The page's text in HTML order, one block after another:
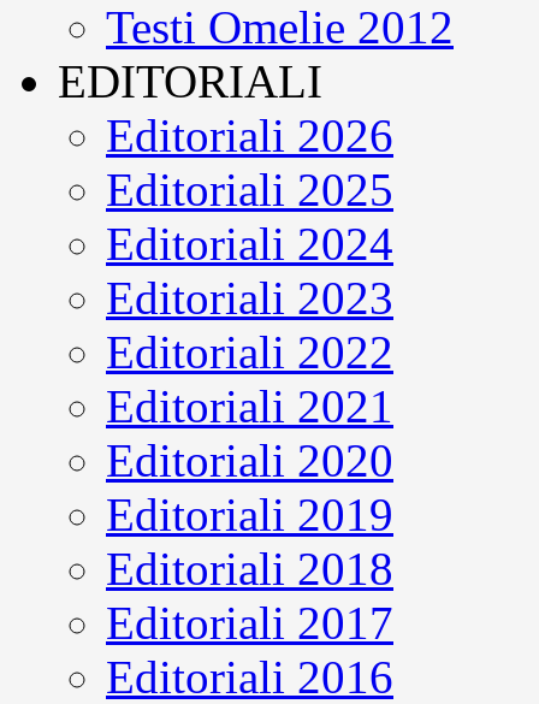
Testi Omelie 2012
EDITORIALI
Editoriali 2026
Editoriali 2025
Editoriali 2024
Editoriali 2023
Editoriali 2022
Editoriali 2021
Editoriali 2020
Editoriali 2019
Editoriali 2018
Editoriali 2017
Editoriali 2016